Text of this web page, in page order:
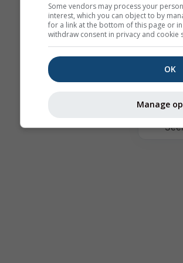
Some vendors may process your
interest, which you can object to by
for a link at the bottom of this page or
withdraw consent in privacy and cookie
OK
Manage